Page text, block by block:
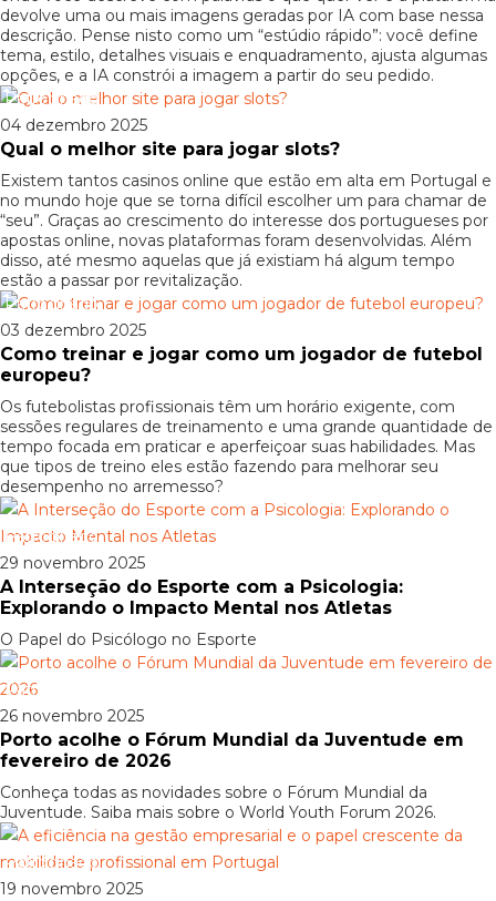
devolve uma ou mais imagens geradas por IA com base nessa
descrição. Pense nisto como um “estúdio rápido”: você define
tema, estilo, detalhes visuais e enquadramento, ajusta algumas
opções, e a IA constrói a imagem a partir do seu pedido.
Patrocinado
04 dezembro 2025
Qual o melhor site para jogar slots?
Existem tantos casinos online que estão em alta em Portugal e
no mundo hoje que se torna difícil escolher um para chamar de
“seu”. Graças ao crescimento do interesse dos portugueses por
apostas online, novas plataformas foram desenvolvidas. Além
disso, até mesmo aquelas que já existiam há algum tempo
estão a passar por revitalização.
Patrocinado
03 dezembro 2025
Como treinar e jogar como um jogador de futebol
europeu?
Os futebolistas profissionais têm um horário exigente, com
sessões regulares de treinamento e uma grande quantidade de
tempo focada em praticar e aperfeiçoar suas habilidades. Mas
que tipos de treino eles estão fazendo para melhorar seu
desempenho no arremesso?
Patrocinado
29 novembro 2025
A Interseção do Esporte com a Psicologia:
Explorando o Impacto Mental nos Atletas
O Papel do Psicólogo no Esporte
Patrocinado
26 novembro 2025
Porto acolhe o Fórum Mundial da Juventude em
fevereiro de 2026
Conheça todas as novidades sobre o Fórum Mundial da
Juventude. Saiba mais sobre o World Youth Forum 2026.
Patrocinado
19 novembro 2025